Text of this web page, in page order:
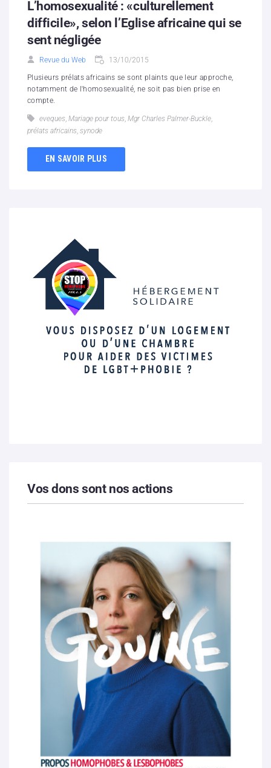
L’homosexualité : «culturellement
difficile», selon l’Eglise africaine qui se
sent négligée
Revue du Web 13/10/2015
Plusieurs prélats africains se sont plaints que leur approche,
notamment de l'homosexualité, ne soit pas bien prise en
compte.
eveques, Mariage pour tous, Mgr Charles Palmer-Buckle,
prélats africains, synode
EN SAVOIR PLUS
Vos dons sont nos actions